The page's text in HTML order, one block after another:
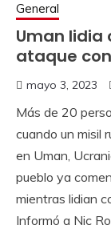
General
Uman lidia
ataque
mayo 3, 2023
Más de 20
cuando un misil
en Uman,
pueblo ya
mientras lidian
Informó a Nic